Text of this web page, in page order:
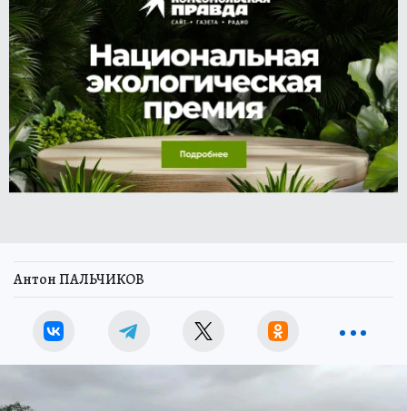
Антон ПАЛЬЧИКОВ